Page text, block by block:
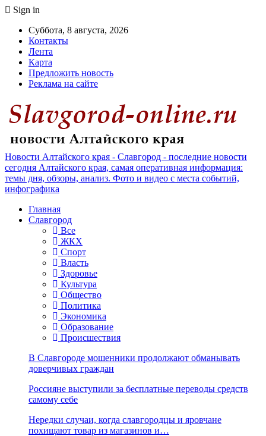
Sign in
Суббота, 8 августа, 2026
Контакты
Лента
Карта
Предложить новость
Реклама на сайте
Новости Алтайского края - Славгород - последние новости
сегодня Алтайского края, самая оперативная информация:
темы дня, обзоры, анализ. Фото и видео с места событий,
инфографика
Главная
Славгород
Все
ЖКХ
Спорт
Власть
Здоровье
Культура
Общество
Политика
Экономика
Образование
Происшествия
В Славгороде мошенники продолжают обманывать
доверчивых граждан
Россияне выступили за бесплатные переводы средств
самому себе
Нередки случаи, когда славгородцы и яровчане
похищают товар из магазинов и…